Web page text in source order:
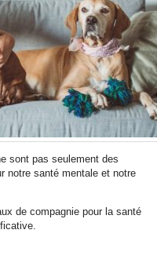
sont pas seulement des
notre santé mentale et notre
de compagnie pour la santé